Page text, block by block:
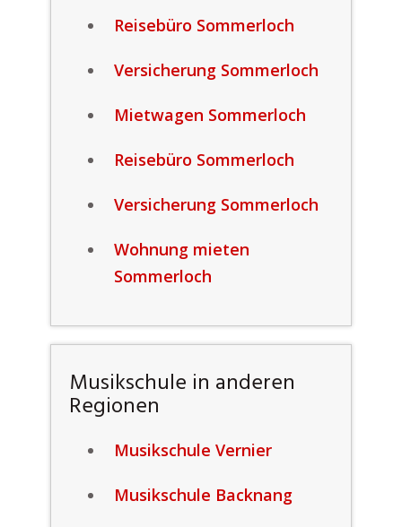
Reisebüro Sommerloch
Versicherung Sommerloch
Mietwagen Sommerloch
Reisebüro Sommerloch
Versicherung Sommerloch
Wohnung mieten
Sommerloch
Musikschule in anderen
Regionen
Musikschule Vernier
Musikschule Backnang